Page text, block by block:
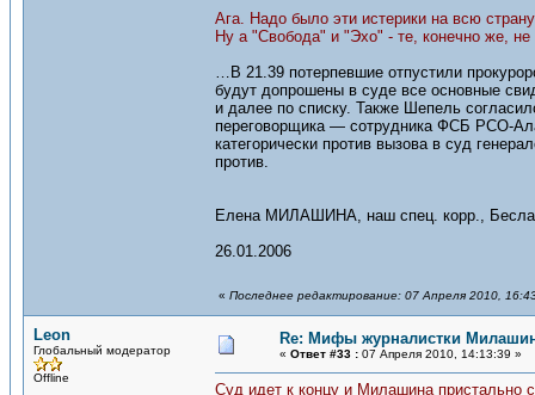
Ага. Надо было эти истерики на всю
Ну а "Свобода" и "Эхо" - те, конечно же, не
…В 21.39 потерпевшие отпустили
будут допрошены в суде все основные
и далее по списку. Также Шепель
переговорщика — сотрудника ФСБ РСО-
категорически против вызова в суд
против.
Елена МИЛАШИНА, наш спец. корр.,
26.01.2006
« Последнее редактирование: 07 Апреля 2010,
Leon
Глобальный модератор
Offline
Re: Мифы журналистки
« Ответ #33 : 07 Апреля 2010, 14:13:39 »
Суд идет к концу и Милашина пристально